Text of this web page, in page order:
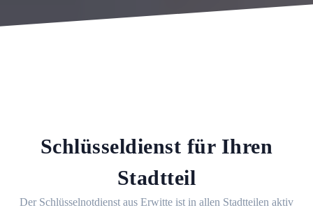
Schlüsseldienst für Ihren
Stadtteil
Der Schlüsselnotdienst aus Erwitte ist in allen Stadtteilen aktiv